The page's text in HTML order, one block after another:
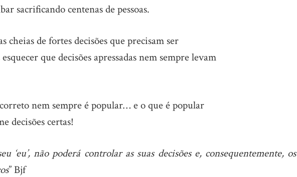
sacrificando centenas de pessoas.
cheias de fortes decisões que precisam ser
que decisões apressadas nem sempre levam
nem sempre é popular… e o que é popular
decisões certas!
‘eu’, não poderá controlar as suas decisões e, consequentemente, os
” Bjf